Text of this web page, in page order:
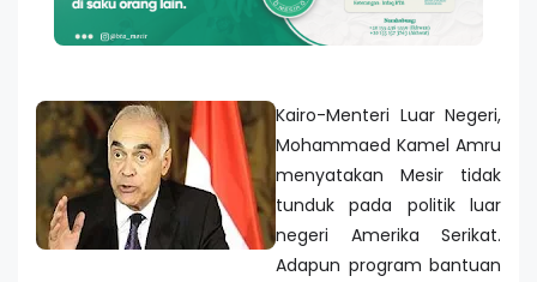
Kairo-Menteri Luar Negeri,
Mohammaed Kamel Amru
menyatakan Mesir tidak
tunduk pada politik luar
negeri Amerika Serikat.
Adapun program bantuan